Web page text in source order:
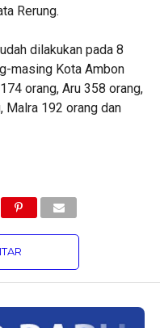
Rerung.
dilakukan pada 8
masing Kota Ambon
orang, Aru 358 orang,
Malra 192 orang dan